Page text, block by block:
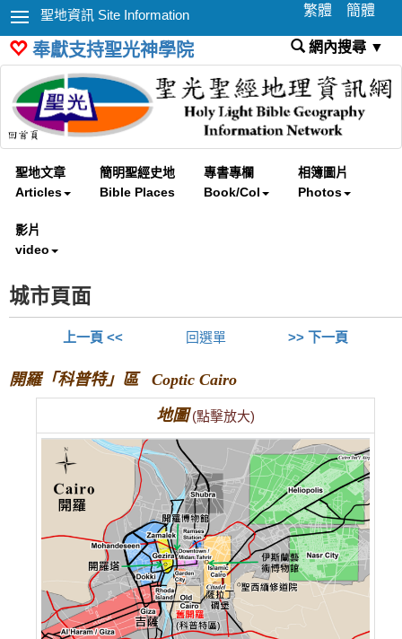
聖地資訊 Site Information 繁體 簡體
奉獻支持聖光神學院 網內搜尋 ▼
聖地文章
Articles
簡明聖經史地
Bible Places
專書專欄
Book/Col
相簿圖片
Photos
影片
video
城市頁面
上一頁 << >> 下一頁
回選單
開羅「科普特」區 Coptic Cairo
地圖 (點擊放大)